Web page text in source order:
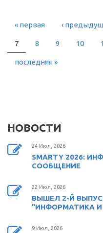
СТРАНИЦЫ
« первая ‹
7 8 9 10
последняя »
НОВОСТИ
24 Июл, 2026
SMARTY 2026:
СООБЩЕНИЕ
22 Июл, 2026
ВЫШЕЛ 2-Й
"ИНФОРМАТИКА И
9 Июл, 2026